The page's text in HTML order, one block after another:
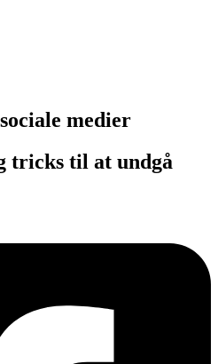
medier
tricks til at undgå